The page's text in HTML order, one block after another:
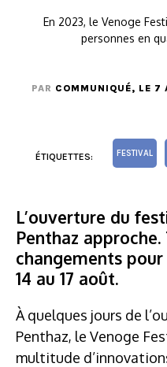
En 2023, le Venoge
personnes en
PAR COMMUNIQUÉ, LE 7
ÉTIQUETTES: FESTIVAL
L’ouverture du
Penthaz
changements
14 au 17 août.
À quelques jours de
Penthaz, le Venoge
multitude